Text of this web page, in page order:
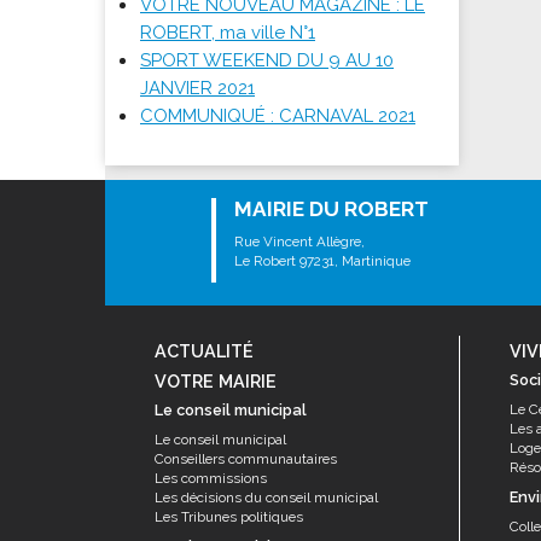
Les associations
Les droits et obligations
Faire une demande de subvention
Les activités des associations
Les espaces numériques
Infos sargasse
Toilettes publiques
Stationnement
Les marchés
Le funéraire
Numéros d'urgence
SANTÉ
Annuaire santé
VOTRE NOUVEAU MAGAZINE : LE
ROBERT, ma ville N°1
SPORT WEEKEND DU 9 AU 10
JANVIER 2021
COMMUNIQUÉ : CARNAVAL 2021
MAIRIE DU ROBERT
Rue Vincent Allègre,
Le Robert 97231, Martinique
ACTUALITÉ
VOTRE MAIRIE
Le conseil municipal
Le conseil municipal
Conseillers communautaires
Les commissions
Les décisions du conseil municipal
Les Tribunes politiques
Le
Les